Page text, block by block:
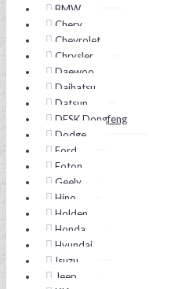
BMW
Chery
Chevrolet
Chrysler
Daewoo
Daihatsu
Datsun
DFSK Dongfeng
Dodge
Ford
Foton
Geely
Hino
Holden
Honda
Hyundai
Isuzu
Jeep